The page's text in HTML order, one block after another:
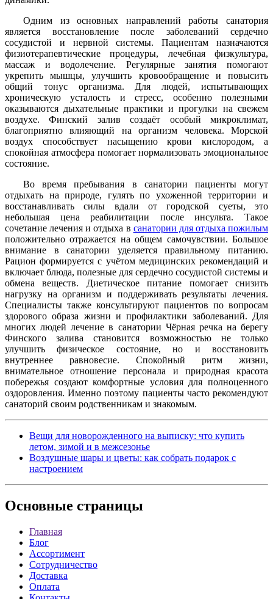
Одним из основных направлений работы санатория
является восстановление после заболеваний сердечно
сосудистой и нервной системы. Пациентам назначаются
физиотерапевтические процедуры, лечебная физкультура,
массаж и водолечение. Регулярные занятия помогают
укрепить мышцы, улучшить кровообращение и повысить
общий тонус организма. Для людей, испытывающих
хроническую усталость и стресс, особенно полезными
оказываются дыхательные практики и прогулки на свежем
воздухе. Финский залив создаёт особый микроклимат,
благоприятно влияющий на организм человека. Морской
воздух способствует насыщению крови кислородом, а
спокойная атмосфера помогает нормализовать эмоциональное
состояние.
Во время пребывания в санатории пациенты могут
отдыхать на природе, гулять по ухоженной территории и
восстанавливать силы вдали от городской суеты, это
небольшая цена реабилитации после инсульта. Такое
сочетание лечения и отдыха в санатории для отдыха пожилым
положительно отражается на общем самочувствии. Большое
внимание в санатории уделяется правильному питанию.
Рацион формируется с учётом медицинских рекомендаций и
включает блюда, полезные для сердечно сосудистой системы и
обмена веществ. Диетическое питание помогает снизить
нагрузку на организм и поддерживать результаты лечения.
Специалисты также консультируют пациентов по вопросам
здорового образа жизни и профилактики заболеваний. Для
многих людей лечение в санатории Чёрная речка на берегу
Финского залива становится возможностью не только
улучшить физическое состояние, но и восстановить
внутреннее равновесие. Спокойный ритм жизни,
внимательное отношение персонала и природная красота
побережья создают комфортные условия для полноценного
оздоровления. Именно поэтому пациенты часто рекомендуют
санаторий своим родственникам и знакомым.
Вещи для новорожденного на выписку: что купить
летом, зимой и в межсезонье
Воздушные шары и цветы: как собрать подарок с
настроением
Основные страницы
Главная
Блог
Ассортимент
Сотрудничество
Доставка
Оплата